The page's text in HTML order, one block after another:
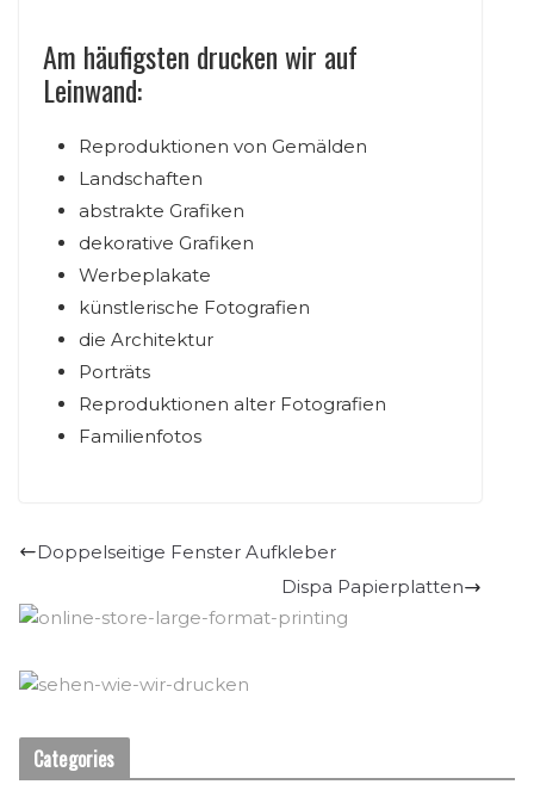
Am häufigsten drucken wir auf
Leinwand:
Reproduktionen von Gemälden
Landschaften
abstrakte Grafiken
dekorative Grafiken
Werbeplakate
künstlerische Fotografien
die Architektur
Porträts
Reproduktionen alter Fotografien
Familienfotos
Doppelseitige Fenster Aufkleber
Dispa Papierplatten
Categories